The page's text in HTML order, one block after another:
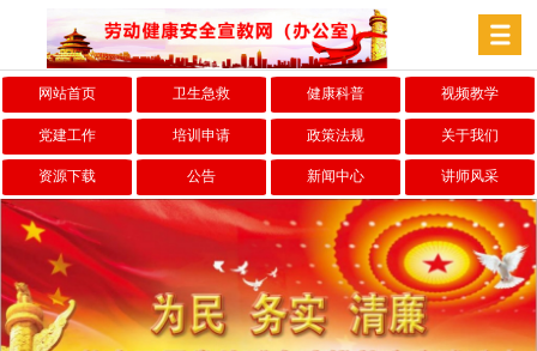
网站首页 卫生急救 健康科普 视频教学
党建工作 培训申请 政策法规 关于我们
资源下载 公告 新闻中心 讲师风采